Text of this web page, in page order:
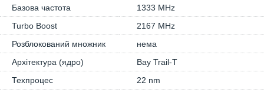
Базова частота
1333 MHz
Turbo Boost
2167 MHz
Розблокований множник
нема
Архітектура (ядро)
Bay Trail-T
Техпроцес
22 nm